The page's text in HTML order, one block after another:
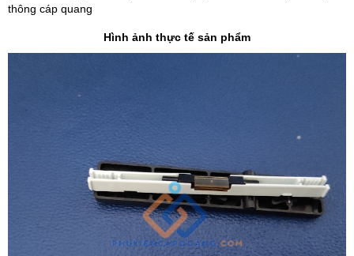
thông cáp quang
Hình ảnh thực tế sản phẩm